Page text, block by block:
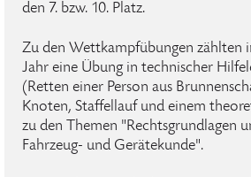
den 7. bzw. 10. Platz.
Zu den Wettkampfübungen zählten
Jahr eine Übung in technischer
(Retten einer Person aus
Knoten, Staffellauf und einem
zu den Themen "Rechtsgrundlagen
Fahrzeug- und Gerätekunde".